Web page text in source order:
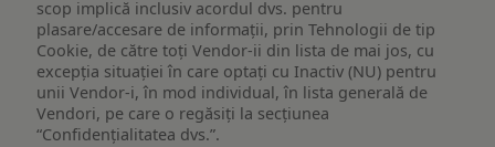
scop implică inclusiv acordul dvs. pentru
plasare/accesare de informații, prin Tehnologii de tip
Cookie, de către toți Vendor-ii din lista de mai jos, cu
excepția situației în care optați cu Inactiv (NU) pentru
unii Vendor-i, în mod individual, în lista generală de
Vendori, pe care o regăsiți la secțiunea
“Confidențialitatea dvs.”.